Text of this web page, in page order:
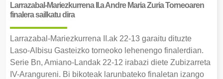
Larrazabal-Mariezkurrena II.a Andre Maria Zuria Torneoaren
finalera sailkatu dira
Larrazabal-Mariezkurrena II.ak 22-13 garaitu dituzte
Laso-Albisu Gasteizko torneoko lehenengo finalerdian.
Serie Bn, Amiano-Landak 22-12 irabazi diete Zubizarreta
IV-Arangureni. Bi bikoteak larunbateko finaletan izango